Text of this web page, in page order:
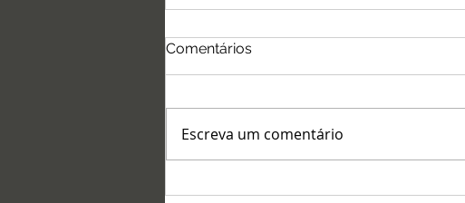
Comentários
Escreva um comentário